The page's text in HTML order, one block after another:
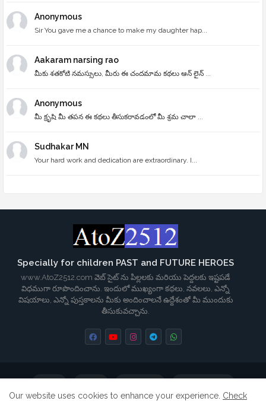
Anonymous
Sir You gave me a chance to make my daughter hap...
Aakaram narsing rao
మీకు శతకోటి నమస్సులు, మీరు ఈ చందమామ కథలు ఆన్ లైన్ ...
Anonymous
మీ క్రృషి మీ తపన ఈ కథలు తీసుకరావడంలో మీ శ్రమ చాలా ...
Sudhakar MN
Your hard work and dedication are extraordinary. I...
Specially for children PAST and FUTURE HEROES
www.AtoZ2512.com వెబ్ సైట్ ను పిల్లలకు మరియు పెద్దలకు ఇష్టపడే
విధముగా రూపొందించాను. ఇందులో ముఖ్యంగా కథలు, నవలలు, ఎన్నో
విషయాలు, ఎన్నో పుస్తకాలను మీకు అందించాలనే ఉద్దేశంతో మీ ముందుకు
తీసుకువచ్చాను.
Our website uses cookies to enhance your experience. Check